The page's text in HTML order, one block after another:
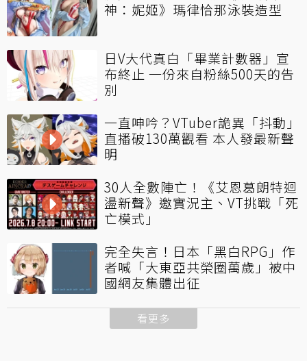
神：妮姬》瑪律恰那泳裝造型
日V大代真白「畢業計數器」宣
布終止 一份來自粉絲500天的告
別
一直呻吟？VTuber詭異「抖動」
直播破130萬觀看 本人發最新聲
明
30人全數陣亡！《艾恩葛朗特迴
盪新聲》邀實況主、VT挑戰「死
亡模式」
完全失言！日本「黑白RPG」作
者喊「大東亞共榮圈萬歲」被中
國網友集體出征
看更多